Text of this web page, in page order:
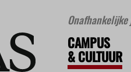
CAMPUS
&CULTUUR